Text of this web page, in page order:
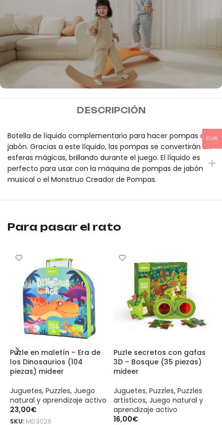
MIDEER
100€
DESCRIPCIÓN
Botella de líquido complementario para hacer pompas de
jabón. Gracias a este líquido, las pompas se convertirán en
esferas mágicas, brillando durante el juego. El líquido es
perfecto para usar con la máquina de pompas de jabón
musical o el Monstruo Creador de Pompas.
Líquido para rellenar pompas de jabón 500 ml mideer es un
Líquido para rellenar pompas de jabón 500 ml mideer es un
Para pasar el rato
Puzle en maletín – Era de
los Dinosaurios (104
piezas) mideer
Juguetes, Puzzles, Juego
natural y aprendizaje activo
23,00€
SKU: MD3026
Puzle secretos con gafas
3D – Bosque (35 piezas)
mideer
Juguetes, Puzzles, Puzzles
artísticos, Juego natural y
aprendizaje activo
16,00€
EUR